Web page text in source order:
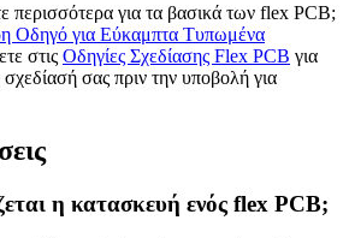
περισσότερα για τα βασικά των flex PCB;
Οδηγό για Εύκαμπτα Τυπωμένα
στις Οδηγίες Σχεδίασης Flex PCB για
σχεδίασή σας πριν την υποβολή για
η κατασκευή ενός flex PCB;